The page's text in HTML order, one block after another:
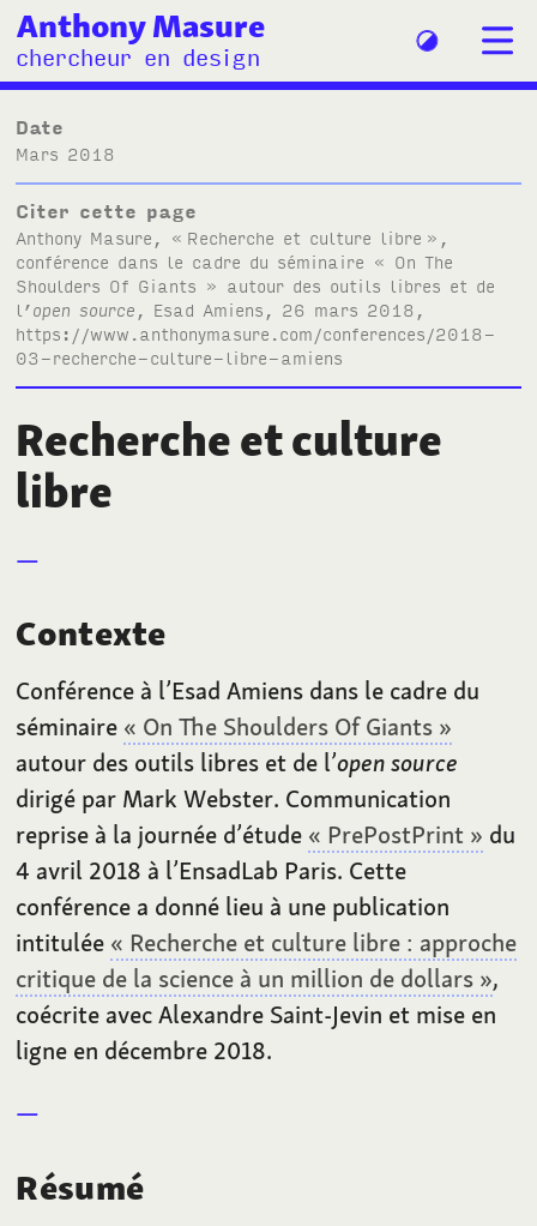
Anthony Masure
chercheur en design
Date
mars 2018
Citer cette page
Anthony Masure, « Recherche et culture libre »,
conférence dans le cadre du séminaire « On The
Shoulders Of Giants » autour des outils libres et de
l’open source , Esad Amiens, 26 mars 2018,
https://www.anthonymasure.com/conferences/2018-
03-recherche-culture-libre-amiens
Recherche et culture
libre
Contexte
Conférence à l’Esad Amiens dans le cadre du
séminaire « On The Shoulders Of Giants »
autour des outils libres et de l’open source
dirigé par Mark Webster. Communication
reprise à la journée d’étude « PrePostPrint » du
4 avril 2018 à l’EnsadLab Paris. Cette
conférence a donné lieu à une publication
intitulée « Recherche et culture libre : approche
critique de la science à un million de dollars »,
coécrite avec Alexandre Saint-Jevin et mise en
ligne en décembre 2018.
Résumé